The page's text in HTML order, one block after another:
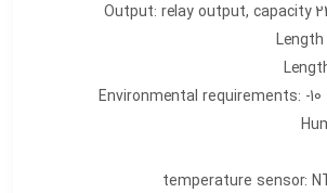
Output: relay output, capacity
Environmental requirements: -